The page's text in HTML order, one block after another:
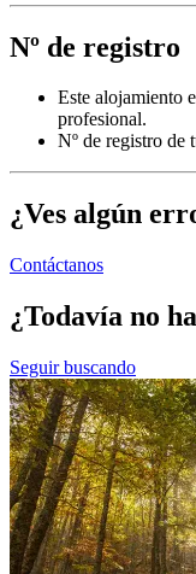
Nº de registro
Este alojamiento
profesional.
Nº de registro
¿Ves algún
Contáctanos
¿Todavía no
Seguir buscando